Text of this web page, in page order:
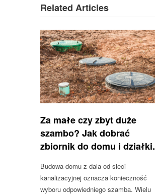
Related Articles
Za małe czy zbyt duże
szambo? Jak dobrać
zbiornik do domu i działki.
Budowa domu z dala od sieci
kanalizacyjnej oznacza konieczność
wyboru odpowiedniego szamba. Wielu